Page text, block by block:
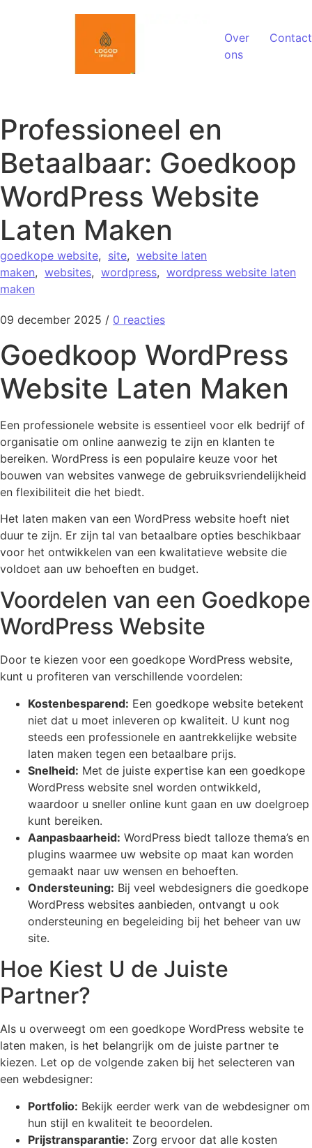
Over
ons
Contact
Professioneel en
Betaalbaar: Goedkoop
WordPress Website
Laten Maken
goedkope website, site, website laten
maken, websites, wordpress, wordpress website laten
maken
09 december 2025 / 0 reacties
Goedkoop WordPress
Website Laten Maken
Een professionele website is essentieel voor elk bedrijf of
organisatie om online aanwezig te zijn en klanten te
bereiken. WordPress is een populaire keuze voor het
bouwen van websites vanwege de gebruiksvriendelijkheid
en flexibiliteit die het biedt.
Het laten maken van een WordPress website hoeft niet
duur te zijn. Er zijn tal van betaalbare opties beschikbaar
voor het ontwikkelen van een kwalitatieve website die
voldoet aan uw behoeften en budget.
Voordelen van een Goedkope
WordPress Website
Door te kiezen voor een goedkope WordPress website,
kunt u profiteren van verschillende voordelen:
Kostenbesparend: Een goedkope website betekent
niet dat u moet inleveren op kwaliteit. U kunt nog
steeds een professionele en aantrekkelijke website
laten maken tegen een betaalbare prijs.
Snelheid: Met de juiste expertise kan een goedkope
WordPress website snel worden ontwikkeld,
waardoor u sneller online kunt gaan en uw doelgroep
kunt bereiken.
Aanpasbaarheid: WordPress biedt talloze thema’s en
plugins waarmee uw website op maat kan worden
gemaakt naar uw wensen en behoeften.
Ondersteuning: Bij veel webdesigners die goedkope
WordPress websites aanbieden, ontvangt u ook
ondersteuning en begeleiding bij het beheer van uw
site.
Hoe Kiest U de Juiste
Partner?
Als u overweegt om een goedkope WordPress website te
laten maken, is het belangrijk om de juiste partner te
kiezen. Let op de volgende zaken bij het selecteren van
een webdesigner:
Portfolio: Bekijk eerder werk van de webdesigner om
hun stijl en kwaliteit te beoordelen.
Prijstransparantie: Zorg ervoor dat alle kosten